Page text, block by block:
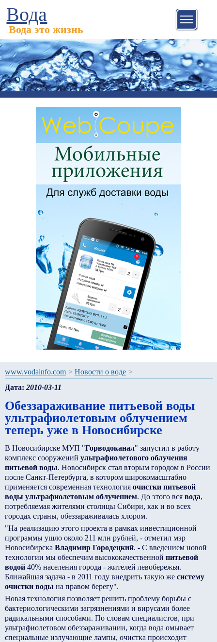
Вода
Вода это жизнь
www.vodainfo.com > Новости о воде >
Дата: 2010-03-11
Обеззараживание питьевой воды
ультрафиолетовым облучением
теперь уже в Новосибирске
В Новосибирске МУП "Горводоканал" запустил в работу
комплекс сооружений ультрафиолетового облучения
питьевой воды. Новосибирск стал вторым городом в России
после Санкт-Петербурга, в котором широкомасштабно
применяется современная технология очистки питьевой
воды ультрафиолетовым облучением. До этого вся вода,
потребляемая жителями столицы Сибири, как и во всех
городах страны, обеззараживалась хлором.
"На реализацию этого проекта в рамках инвестиционной
программы ушло около 211 млн рублей, - отметил мэр
Новосибирска Владимир Городецкий. - С введением новой
технологии мы обеспечим высококачественной питьевой
водой 40% населения города - жителей левобережья.
Ближайшая задача - в 2011 году внедрить такую же систему
очистки воды на правом берегу".
Новая технология позволяет решить проблему борьбы с
бактериологическими загрязнениями и вирусами более
радикальными способами. По словам специалистов, при
ультрафиолетовом обеззараживании, когда вода омывает
специальные излучающие лампы, очистка происходит